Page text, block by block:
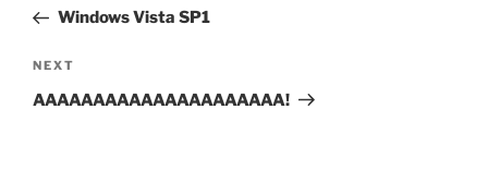
PostWindows Vista SP1
Next
Post
NEXT
AAAAAAAAAAAAAAAAAAAAA!